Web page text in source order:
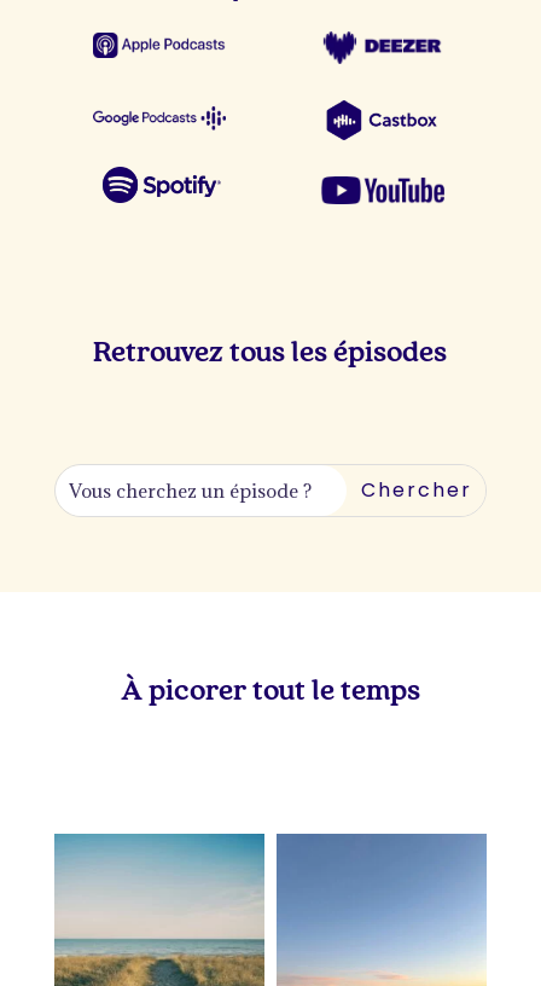
Retrouvez tous les épisodes
À picorer tout le temps